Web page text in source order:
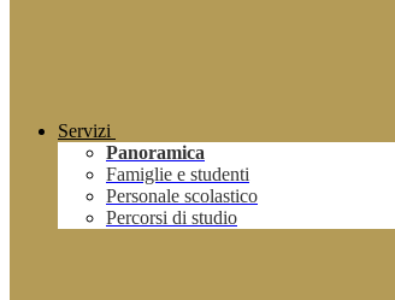
Servizi
Panoramica
Famiglie e studenti
Personale scolastico
Percorsi di studio